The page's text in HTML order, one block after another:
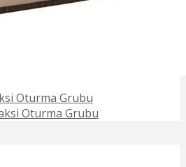
Oturma Grubu
Oturma Grubu